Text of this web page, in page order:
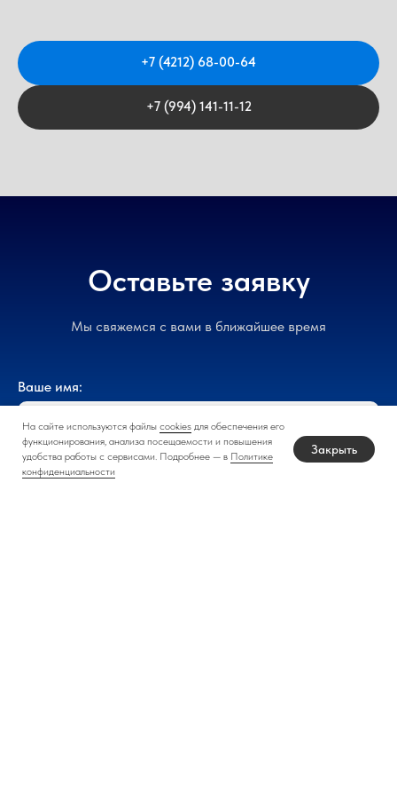
+7 (4212) 68-00-64
+7 (994) 141-11-12
Оставьте заявку
Мы свяжемся с вами в ближайшее время
Ваше имя:
На сайте используются файлы cookies для обеспечения его
функционирования, анализа посещаемости и повышения
удобства работы с сервисами. Подробнее — в Политике
конфиденциальности
Закрыть